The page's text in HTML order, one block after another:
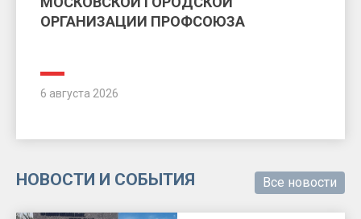
ОРГАНИЗАЦИИ ПРОФСОЮЗА
6 августа 2026
НОВОСТИ И СОБЫТИЯ Все новости